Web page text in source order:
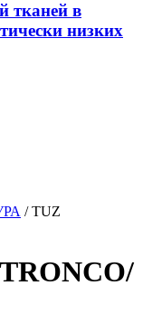
тканей в
низких
/ TUZ